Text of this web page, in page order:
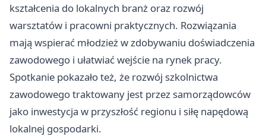
kształcenia do lokalnych branż oraz rozwój
warsztatów i pracowni praktycznych. Rozwiązania
mają wspierać młodzież w zdobywaniu doświadczenia
zawodowego i ułatwiać wejście na rynek pracy.
Spotkanie pokazało też, że rozwój szkolnictwa
zawodowego traktowany jest przez samorządowców
jako inwestycja w przyszłość regionu i siłę napędową
lokalnej gospodarki.